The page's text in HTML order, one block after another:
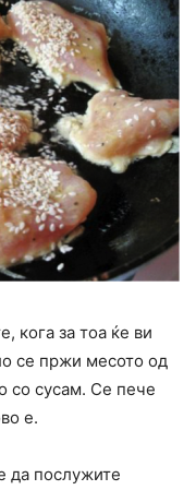
кога за тоа ќе ви
се пржи месото од
со сусам. Се пече
е.
да послужите